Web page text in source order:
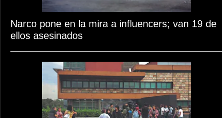
Narco pone en la mira a influencers; van 19 de
ellos asesinados